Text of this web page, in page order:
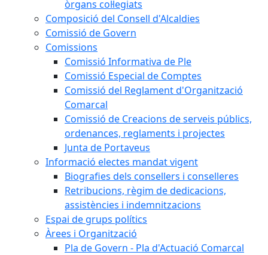
òrgans col·legiats
Composició del Consell d'Alcaldies
Comissió de Govern
Comissions
Comissió Informativa de Ple
Comissió Especial de Comptes
Comissió del Reglament d'Organització
Comarcal
Comissió de Creacions de serveis públics,
ordenances, reglaments i projectes
Junta de Portaveus
Informació electes mandat vigent
Biografies dels consellers i conselleres
Retribucions, règim de dedicacions,
assistències i indemnitzacions
Espai de grups polítics
Àrees i Organització
Pla de Govern - Pla d'Actuació Comarcal